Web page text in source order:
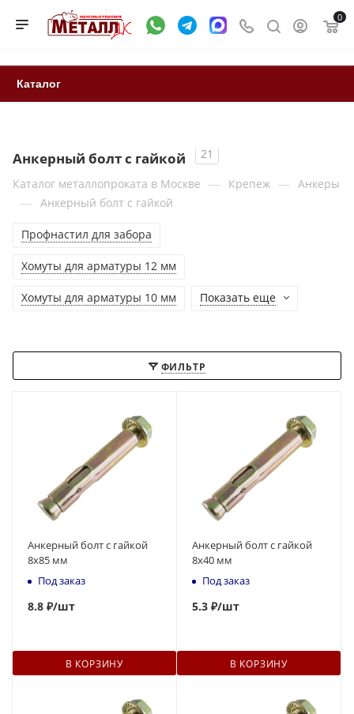
0
Каталог
Анкерный болт с гайкой
21
Каталог металлопроката в Москве — Крепеж — Анкеры
— Анкерный болт с гайкой
Профнастил для забора
Хомуты для арматуры 12 мм
Хомуты для арматуры 10 мм Показать еще
ФИЛЬТР
Анкерный болт с гайкой
8x85 мм
Под заказ
8.8 ₽/шт
В КОРЗИНУ
Анкерный болт с гайкой
8x40 мм
Под заказ
5.3 ₽/шт
В КОРЗИНУ